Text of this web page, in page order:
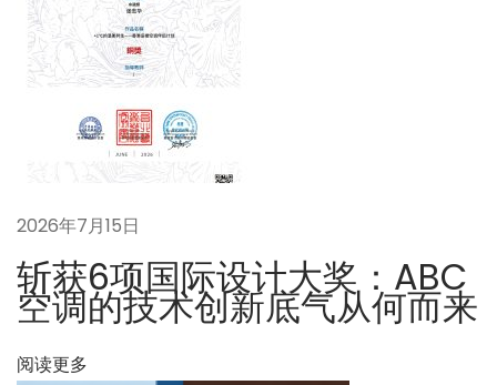
与
地
源
如
何
？
下
一
问
题
2026年7月15日
斩获6项国际设计大奖：ABC
空调的技术创新底气从何而来
阅读更多